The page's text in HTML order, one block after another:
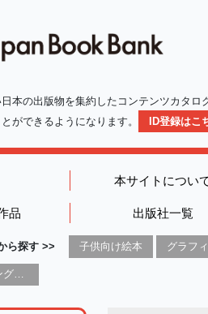
本の出版物を集約したコンテンツカタロ
ができるようになります。
ID登録はこ
本サイトについ
品 出版社一覧
ら探す >> 子供向け絵本
子供向け／YA(ヤングアダルト)向け一般：芸術&芸術家